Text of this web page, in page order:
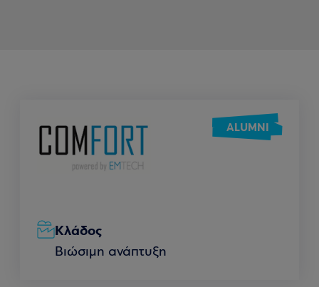
ALUMNI
Κλάδος
Βιώσιμη ανάπτυξη